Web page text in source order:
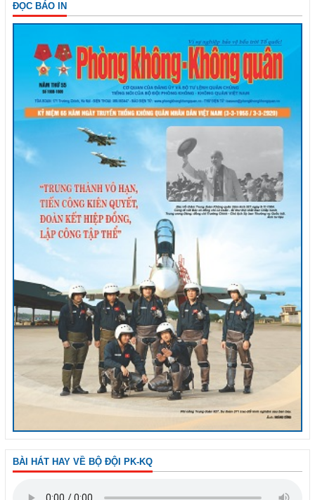
ĐỌC BÁO IN
BÀI HÁT HAY VỀ BỘ ĐỘI PK-KQ